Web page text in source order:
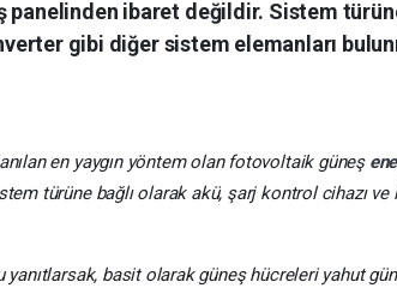
ibaret değildir. Sistem
gibi diğer sistem elemanları
en yaygın yöntem olan fotovoltaik güneş
türüne bağlı olarak akü, şarj kontrol cihazı ve
yanıtlarsak, basit olarak güneş hücreleri yahut